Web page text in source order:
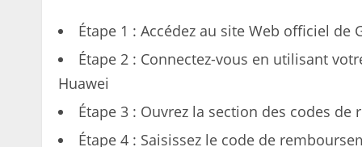
Étape 1 : Accédez au site Web officiel de
Étape 2 : Connectez-vous en utilisant
Huawei
Étape 3 : Ouvrez la section des codes
Étape 4 : Saisissez le code de